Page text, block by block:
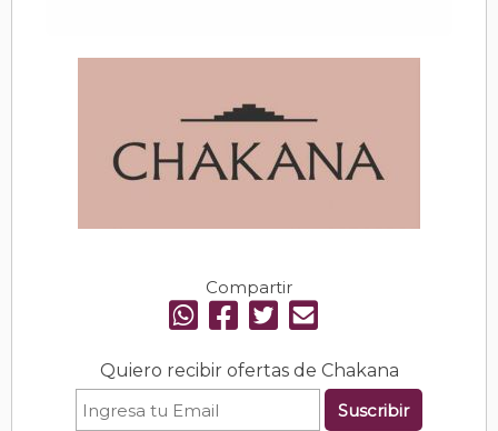
Compartir
Quiero recibir ofertas de Chakana
Suscribir